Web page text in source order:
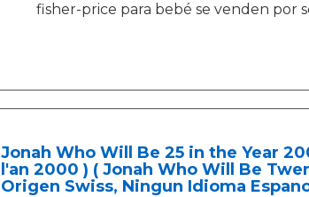
fisher-price para bebé se venden por
Jonah Who Will Be 25 in the Year
l'an 2000 ) ( Jonah Who Will Be
Origen Swiss, Ningun Idioma